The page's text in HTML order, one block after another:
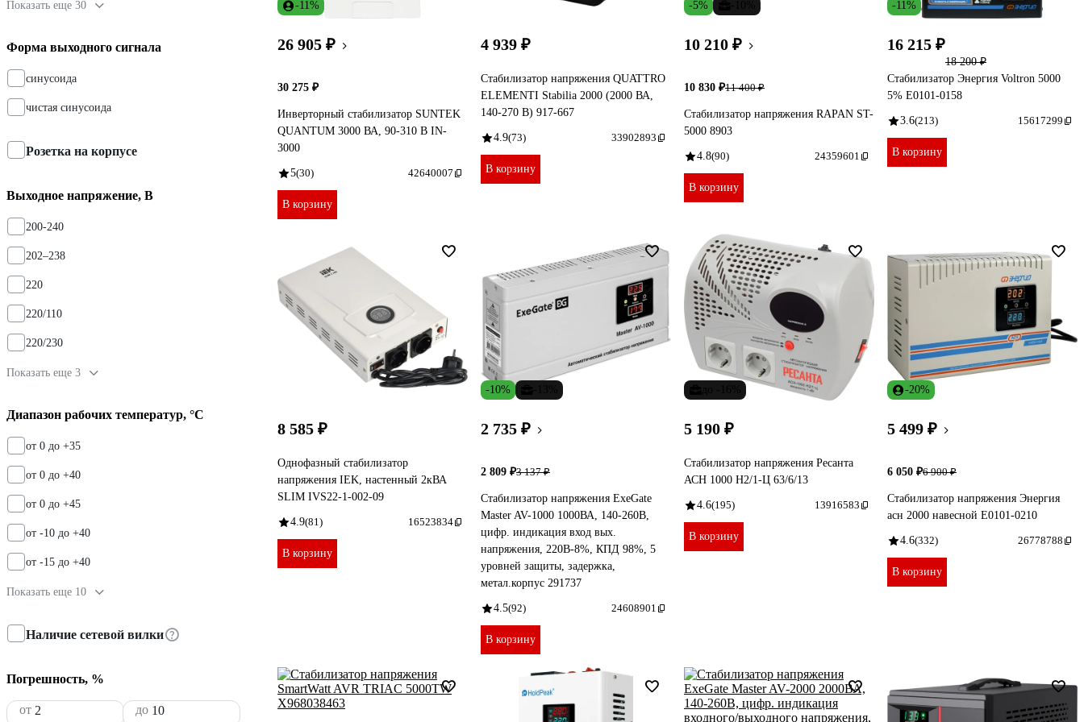
Показать еще 30
Форма выходного сигнала
синусоида
чистая синусоида
Розетка на корпусе
Выходное напряжение, В
200-240
202–238
220
220/110
220/230
Показать еще 3
Диапазон рабочих температур, °С
от 0 до +35
от 0 до +40
от 0 до +45
от -10 до +40
от -15 до +40
Показать еще 10
Наличие сетевой вилки
Погрешность, %
от до
-11%
26 905 ₽
30 275 ₽
Инверторный стабилизатор SUNTEK
QUANTUM 3000 ВА, 90-310 В IN-
3000
5(30) 42640007
В корзину
4 939 ₽
Стабилизатор напряжения QUATTRO
ELEMENTI Stabilia 2000 (2000 ВА,
140-270 В) 917-667
4.9(73) 33902893
В корзину
-5%
10 210 ₽
10 830 ₽11 400 ₽
Стабилизатор напряжения RAPAN ST-
5000 8903
4.8(90) 24359601
В корзину
-11%
16 215 ₽
18 200 ₽
Стабилизатор Энергия Voltron 5000
5% Е0101-0158
3.6(213) 15617299
В корзину
8 585 ₽
Однофазный стабилизатор
напряжения IEK, настенный 2кВА
SLIM IVS22-1-002-09
4.9(81) 16523834
В корзину
-10%
2 735 ₽
2 809 ₽3 137 ₽
Стабилизатор напряжения ExeGate
Master AV-1000 1000ВА, 140-260В,
цифр. индикация вход вых.
напряжения, 220В-8%, КПД 98%, 5
уровней защиты, задержка,
метал.корпус 291737
4.5(92) 24608901
В корзину
5 190 ₽
Стабилизатор напряжения Ресанта
АСН 1000 Н2/1-Ц 63/6/13
4.6(195) 13916583
В корзину
-20%
5 499 ₽
6 050 ₽6 900 ₽
Стабилизатор напряжения Энергия
асн 2000 навесной Е0101-0210
4.6(332) 26778788
В корзину